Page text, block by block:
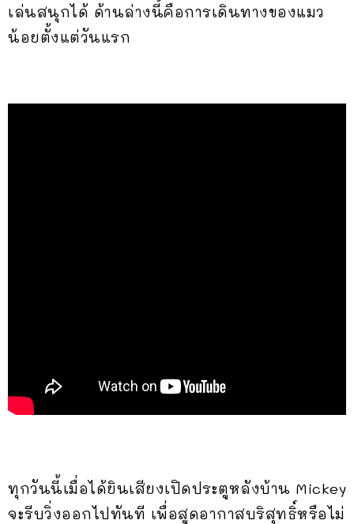
เล่นสนุกได้ ด้านล่างนี้คือการเดินทางของแมว
น้อยตั้งแต่วันแรก
ทุกวันนี้เมื่อได้ยินเสียงเปิดประตูหลังบ้าน Mickey
จะรีบวิ่งออกไปทันที เพื่อสูดอากาสบริสุทธิ์หรือไม่